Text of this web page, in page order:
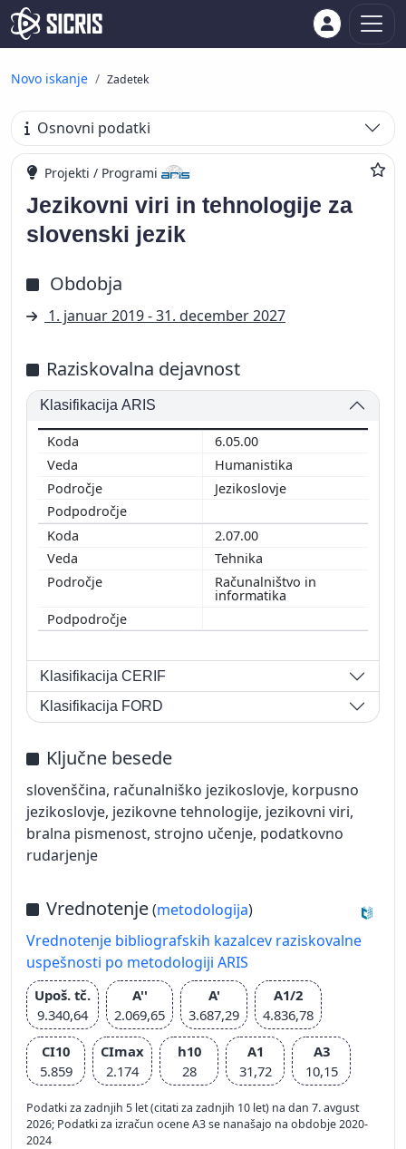
Novo iskanje Zadetek
Osnovni podatki
Projekti / Programi
Jezikovni viri in tehnologije za
slovenski jezik
Obdobja
1. januar 2019 - 31. december 2027
Raziskovalna dejavnost
Klasifikacija ARIS
6.05.00
Humanistika
Jezikoslovje
2.07.00
Tehnika
Računalništvo in
informatika
Klasifikacija CERIF
Klasifikacija FORD
Ključne besede
slovenščina, računalniško jezikoslovje, korpusno
jezikoslovje, jezikovne tehnologije, jezikovni viri,
bralna pismenost, strojno učenje, podatkovno
rudarjenje
Vrednotenje(metodologija)
Vrednotenje bibliografskih kazalcev raziskovalne
uspešnosti po metodologiji ARIS
Upoš. tč.
9.340,64
A''
2.069,65
A'
3.687,29
A1/2
4.836,78
CI10
5.859
CImax
2.174
h10
28
A1
31,72
A3
10,15
Podatki za zadnjih 5 let (citati za zadnjih 10 let) na dan 7. avgust
2026; Podatki za izračun ocene A3 se nanašajo na obdobje 2020-
2024